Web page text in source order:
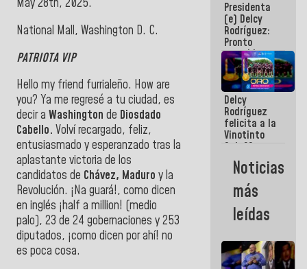
May 28th, 2025.
National Mall, Washington D. C.
PATRIOTA VIP
Hello my friend furrialeño. How are
you? Ya me regresé a tu ciudad, es
decir a Washington de Diosdado
Cabello. Volví recargado, feliz,
entusiasmado y esperanzado tras la
aplastante victoria de los
candidatos de Chávez, Maduro y la
Revolución. ¡Na guará!, como dicen
en inglés ¡half a million! (medio
palo), 23 de 24 gobernaciones y 253
diputados, ¡como dicen por ahí! no
es poca cosa.
historia en
los
Centroamericanos
Presidenta
(e) Delcy
Rodríguez:
Pronto
restableceremos
las
operaciones
en el
Aeropuerto
Internacional
de
Maiquetía
Delcy
Rodríguez
felicita a la
Vinotinto
Sub 20
campeona
frente
México Sub
23 en los
Centroamericanos
Noticias
más
leídas